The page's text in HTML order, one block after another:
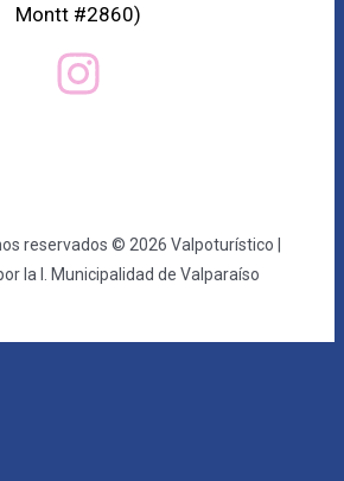
Montt #2860)
reservados © 2026 Valpoturístico |
la I. Municipalidad de Valparaíso